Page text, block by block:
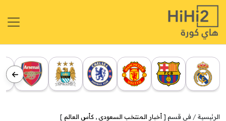
الرئيسية في قسم [ أخبار المنتخب السعودي , كأس العالم ]